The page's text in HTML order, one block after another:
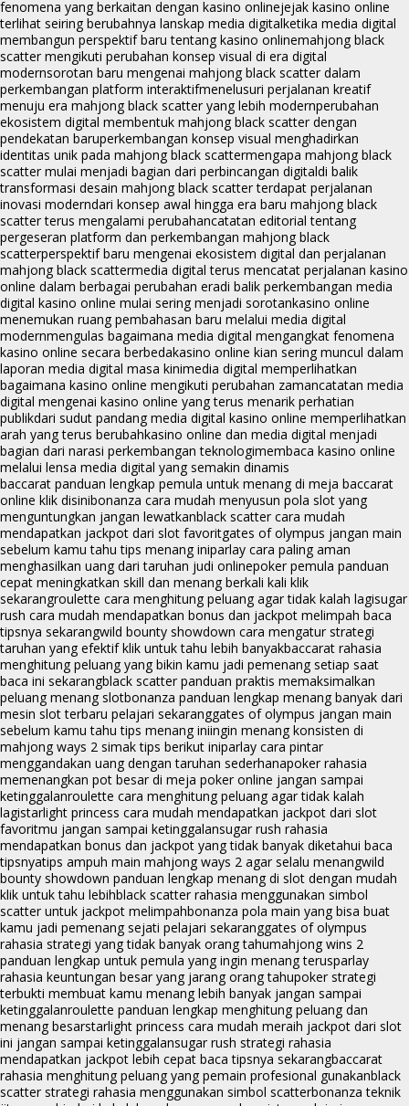
fenomena yang berkaitan dengan kasino onlinejejak kasino online
terlihat seiring berubahnya lanskap media digitalketika media digital
membangun perspektif baru tentang kasino onlinemahjong black
scatter mengikuti perubahan konsep visual di era digital
modernsorotan baru mengenai mahjong black scatter dalam
perkembangan platform interaktifmenelusuri perjalanan kreatif
menuju era mahjong black scatter yang lebih modernperubahan
ekosistem digital membentuk mahjong black scatter dengan
pendekatan baruperkembangan konsep visual menghadirkan
identitas unik pada mahjong black scattermengapa mahjong black
scatter mulai menjadi bagian dari perbincangan digitaldi balik
transformasi desain mahjong black scatter terdapat perjalanan
inovasi moderndari konsep awal hingga era baru mahjong black
scatter terus mengalami perubahancatatan editorial tentang
pergeseran platform dan perkembangan mahjong black
scatterperspektif baru mengenai ekosistem digital dan perjalanan
mahjong black scattermedia digital terus mencatat perjalanan kasino
online dalam berbagai perubahan eradi balik perkembangan media
digital kasino online mulai sering menjadi sorotankasino online
menemukan ruang pembahasan baru melalui media digital
modernmengulas bagaimana media digital mengangkat fenomena
kasino online secara berbedakasino online kian sering muncul dalam
laporan media digital masa kinimedia digital memperlihatkan
bagaimana kasino online mengikuti perubahan zamancatatan media
digital mengenai kasino online yang terus menarik perhatian
publikdari sudut pandang media digital kasino online memperlihatkan
arah yang terus berubahkasino online dan media digital menjadi
bagian dari narasi perkembangan teknologimembaca kasino online
melalui lensa media digital yang semakin dinamis
baccarat panduan lengkap pemula untuk menang di meja baccarat
online klik disinibonanza cara mudah menyusun pola slot yang
menguntungkan jangan lewatkanblack scatter cara mudah
mendapatkan jackpot dari slot favoritgates of olympus jangan main
sebelum kamu tahu tips menang iniparlay cara paling aman
menghasilkan uang dari taruhan judi onlinepoker pemula panduan
cepat meningkatkan skill dan menang berkali kali klik
sekarangroulette cara menghitung peluang agar tidak kalah lagisugar
rush cara mudah mendapatkan bonus dan jackpot melimpah baca
tipsnya sekarangwild bounty showdown cara mengatur strategi
taruhan yang efektif klik untuk tahu lebih banyakbaccarat rahasia
menghitung peluang yang bikin kamu jadi pemenang setiap saat
baca ini sekarangblack scatter panduan praktis memaksimalkan
peluang menang slotbonanza panduan lengkap menang banyak dari
mesin slot terbaru pelajari sekaranggates of olympus jangan main
sebelum kamu tahu tips menang iniingin menang konsisten di
mahjong ways 2 simak tips berikut iniparlay cara pintar
menggandakan uang dengan taruhan sederhanapoker rahasia
memenangkan pot besar di meja poker online jangan sampai
ketinggalanroulette cara menghitung peluang agar tidak kalah
lagistarlight princess cara mudah mendapatkan jackpot dari slot
favoritmu jangan sampai ketinggalansugar rush rahasia
mendapatkan bonus dan jackpot yang tidak banyak diketahui baca
tipsnyatips ampuh main mahjong ways 2 agar selalu menangwild
bounty showdown panduan lengkap menang di slot dengan mudah
klik untuk tahu lebihblack scatter rahasia menggunakan simbol
scatter untuk jackpot melimpahbonanza pola main yang bisa buat
kamu jadi pemenang sejati pelajari sekaranggates of olympus
rahasia strategi yang tidak banyak orang tahumahjong wins 2
panduan lengkap untuk pemula yang ingin menang terusparlay
rahasia keuntungan besar yang jarang orang tahupoker strategi
terbukti membuat kamu menang lebih banyak jangan sampai
ketinggalanroulette panduan lengkap menghitung peluang dan
menang besarstarlight princess cara mudah meraih jackpot dari slot
ini jangan sampai ketinggalansugar rush strategi rahasia
mendapatkan jackpot lebih cepat baca tipsnya sekarangbaccarat
rahasia menghitung peluang yang pemain profesional gunakanblack
scatter strategi rahasia menggunakan simbol scatterbonanza teknik